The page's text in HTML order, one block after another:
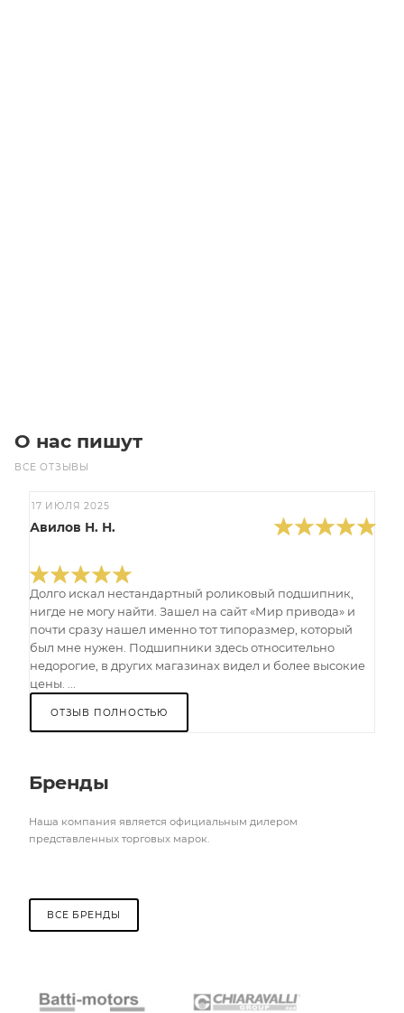
О нас пишут
ВСЕ ОТЗЫВЫ
17 ИЮЛЯ 2025
Авилов Н. Н.
Долго искал нестандартный роликовый подшипник,
нигде не могу найти. Зашел на сайт «Мир привода» и
почти сразу нашел именно тот типоразмер, который
был мне нужен. Подшипники здесь относительно
недорогие, в других магазинах видел и более высокие
цены. ...
ОТЗЫВ ПОЛНОСТЬЮ
Бренды
Наша компания является официальным дилером
представленных торговых марок.
ВСЕ БРЕНДЫ